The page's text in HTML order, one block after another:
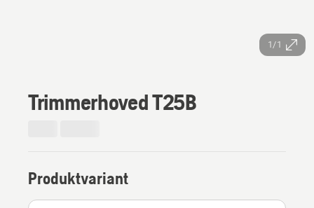
1/1
Trimmerhoved T25B
Produktvariant